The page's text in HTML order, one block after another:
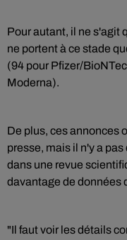
Pour autant, il ne s'agit
ne portent à ce stade
(94 pour Pfizer/
Moderna).
De plus, ces annonces
presse, mais il n'y a
dans une revue
davantage de données
"Il faut voir les détails